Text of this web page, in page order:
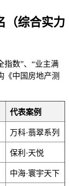
（综合实力
指数”、“业主满
《中国房地产测
代表案例
万科·翡翠系列
保利·天悦
中海·寰宇天下